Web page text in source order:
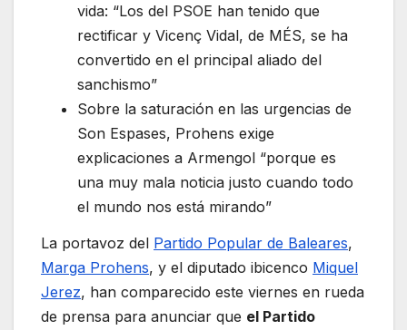
vida: “Los del PSOE han tenido que
rectificar y Vicenç Vidal, de MÉS, se ha
convertido en el principal aliado del
sanchismo”
Sobre la saturación en las urgencias de
Son Espases, Prohens exige
explicaciones a Armengol “porque es
una muy mala noticia justo cuando todo
el mundo nos está mirando”
La portavoz del Partido Popular de Baleares,
Marga Prohens, y el diputado ibicenco Miquel
Jerez, han comparecido este viernes en rueda
de prensa para anunciar que el Partido